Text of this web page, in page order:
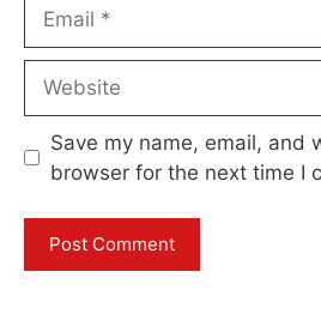
Save my name, email, and
browser for the next time I